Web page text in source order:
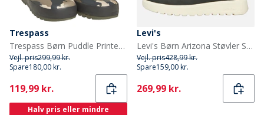
Trespass
Trespass Børn Puddle Printed Gummistøvler Grøn
Vejl. pris299,99 kr.
Spare180,00 kr.
Current
119,99 kr.
Halv pris eller mindre
Levi's
Levi's Børn Arizona Støvler Sort 0003
Vejl. pris428,99 kr.
Spare159,00 kr.
Current
269,99 kr.